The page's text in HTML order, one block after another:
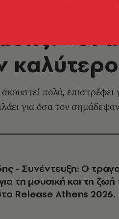
«Οι
πολύ,
για όσα τον
- Συνέντευξη: Ο
τη μουσική και τη
Release Athens 2026.